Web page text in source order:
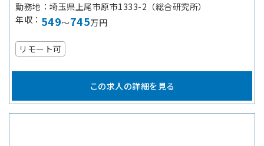
勤務地
埼玉県上尾市原市1333-2（総合研究所）
年収
549～745万円
リモート可
この求人の詳細を見る